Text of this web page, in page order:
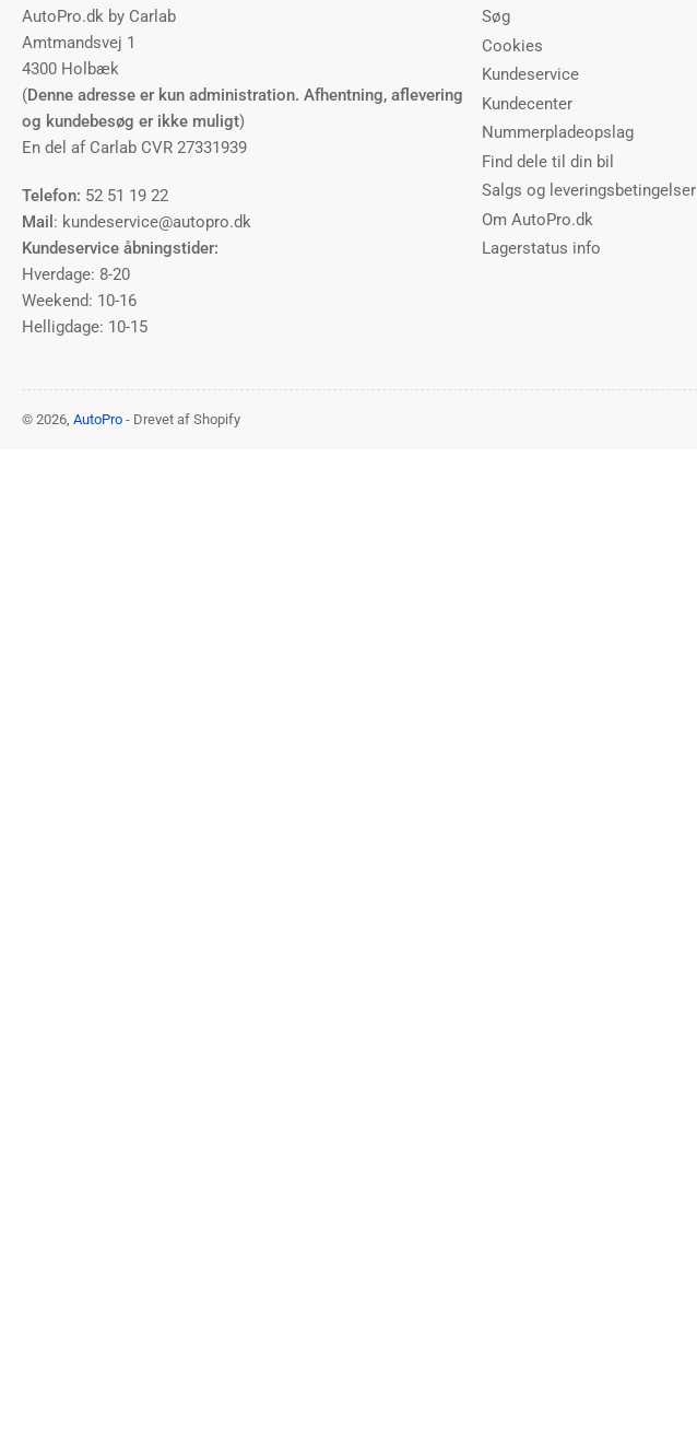
AutoPro.dk by Carlab
Amtmandsvej 1
4300 Holbæk
(Denne adresse er kun administration. Afhentning, aflevering
og kundebesøg er ikke muligt)
En del af Carlab CVR 27331939
Telefon: 52 51 19 22
Mail : kundeservice@autopro.dk
Kundeservice åbningstider:
Hverdage: 8-20
Weekend: 10-16
Helligdage: 10-15
Søg
Cookies
Kundeservice
Kundecenter
Nummerpladeopslag
Find dele til din bil
Salgs og leveringsbetingelser
Om AutoPro.dk
Lagerstatus info
© 2026, AutoPro - Drevet af Shopify